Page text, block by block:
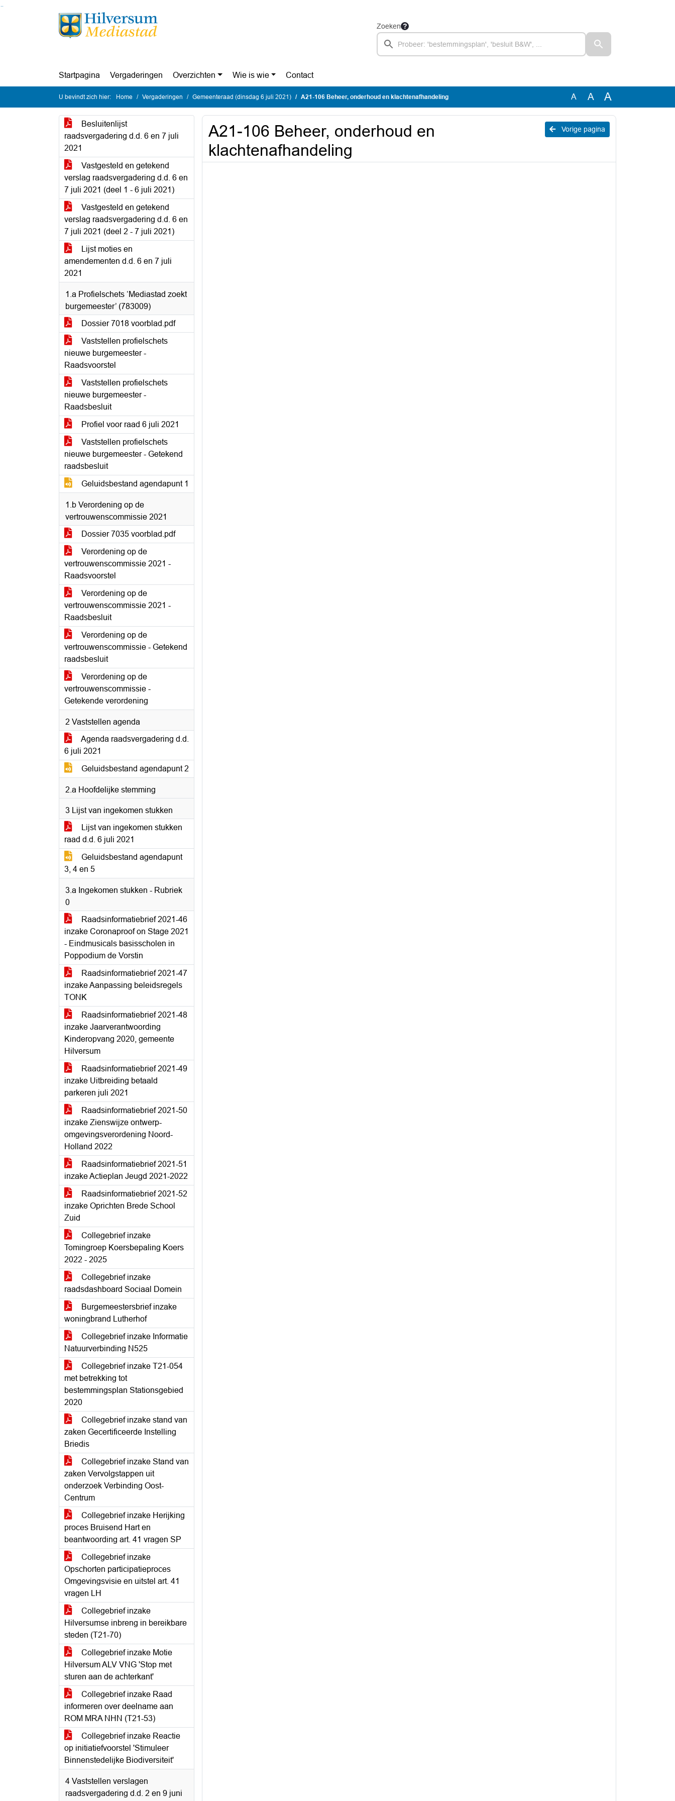
Ga naar de inhoud van deze pagina
Ga naar het zoeken
Ga naar het menu
Zoeken
Startpagina Vergaderingen Overzichten Wie is wie Contact
U bevindt zich hier: Home Vergaderingen Gemeenteraad (dinsdag 6 juli 2021) A21-106 Beheer, onderhoud en klachtenafhandeling A A A
Besluitenlijst
raadsvergadering d.d. 6 en 7 juli
2021
Vastgesteld en getekend
verslag raadsvergadering d.d. 6 en
7 juli 2021 (deel 1 - 6 juli 2021)
Vastgesteld en getekend
verslag raadsvergadering d.d. 6 en
7 juli 2021 (deel 2 - 7 juli 2021)
Lijst moties en
amendementen d.d. 6 en 7 juli
2021
1.a Profielschets ‘Mediastad zoekt
burgemeester’ (783009)
Dossier 7018 voorblad.pdf
Vaststellen profielschets
nieuwe burgemeester -
Raadsvoorstel
Vaststellen profielschets
nieuwe burgemeester -
Raadsbesluit
Profiel voor raad 6 juli 2021
Vaststellen profielschets
nieuwe burgemeester - Getekend
raadsbesluit
Geluidsbestand agendapunt 1
1.b Verordening op de
vertrouwenscommissie 2021
Dossier 7035 voorblad.pdf
Verordening op de
vertrouwenscommissie 2021 -
Raadsvoorstel
Verordening op de
vertrouwenscommissie 2021 -
Raadsbesluit
Verordening op de
vertrouwenscommissie - Getekend
raadsbesluit
Verordening op de
vertrouwenscommissie -
Getekende verordening
2 Vaststellen agenda
Agenda raadsvergadering d.d.
6 juli 2021
Geluidsbestand agendapunt 2
2.a Hoofdelijke stemming
3 Lijst van ingekomen stukken
Lijst van ingekomen stukken
raad d.d. 6 juli 2021
Geluidsbestand agendapunt
3, 4 en 5
3.a Ingekomen stukken - Rubriek
0
Raadsinformatiebrief 2021-46
inzake Coronaproof on Stage 2021
- Eindmusicals basisscholen in
Poppodium de Vorstin
Raadsinformatiebrief 2021-47
inzake Aanpassing beleidsregels
TONK
Raadsinformatiebrief 2021-48
inzake Jaarverantwoording
Kinderopvang 2020, gemeente
Hilversum
Raadsinformatiebrief 2021-49
inzake Uitbreiding betaald
parkeren juli 2021
Raadsinformatiebrief 2021-50
inzake Zienswijze ontwerp-
omgevingsverordening Noord-
Holland 2022
Raadsinformatiebrief 2021-51
inzake Actieplan Jeugd 2021-2022
Raadsinformatiebrief 2021-52
inzake Oprichten Brede School
Zuid
Collegebrief inzake
Tomingroep Koersbepaling Koers
2022 - 2025
Collegebrief inzake
raadsdashboard Sociaal Domein
Burgemeestersbrief inzake
woningbrand Lutherhof
Collegebrief inzake Informatie
Natuurverbinding N525
Collegebrief inzake T21-054
met betrekking tot
bestemmingsplan Stationsgebied
2020
Collegebrief inzake stand van
zaken Gecertificeerde Instelling
Briedis
Collegebrief inzake Stand van
zaken Vervolgstappen uit
onderzoek Verbinding Oost-
Centrum
Collegebrief inzake Herijking
proces Bruisend Hart en
beantwoording art. 41 vragen SP
Collegebrief inzake
Opschorten participatieproces
Omgevingsvisie en uitstel art. 41
vragen LH
Collegebrief inzake
Hilversumse inbreng in bereikbare
steden (T21-70)
Collegebrief inzake Motie
Hilversum ALV VNG 'Stop met
sturen aan de achterkant'
Collegebrief inzake Raad
informeren over deelname aan
ROM MRA NHN (T21-53)
Collegebrief inzake Reactie
op initiatiefvoorstel 'Stimuleer
Binnenstedelijke Biodiversiteit'
4 Vaststellen verslagen
raadsvergadering d.d. 2 en 9 juni
Vorige pagina
A21-106 Beheer, onderhoud en
klachtenafhandeling